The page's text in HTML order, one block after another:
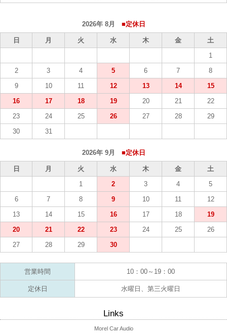
2026年 8月 ■定休日
日 月 火 水 木 金
土
1
2
3 4 5 6 7
8
9
10 11 12 13 14
15
16
17 18 19 20 21
22
23
24 25 26 27 28
29
30
31
2026年 9月 ■定休日
日 月 火 水 木 金
土
1
2 3 4
5
6
7 8 9 10 11
12
13
14 15 16 17 18
19
20
21 22 23 24 25
26
27
28 29 30
営業時間 10：00～19：00
定休日 水曜日、第三火曜日
Links
Morel Car Audio